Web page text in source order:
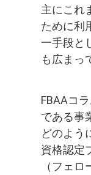
主にこれ
ために利
一手段と
も広まっ
FBAAコ
である事
どのよう
資格認定
（フェ